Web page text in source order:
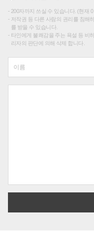
200자까지 쓰실 수 있습니다. (현재 0
저작권 등 다른 사람의 권리를 침해
를 받을 수 있습니다.
타인에게 불쾌감을 주는 욕설 등 비
리자의 판단에 의해 삭제 합니다.